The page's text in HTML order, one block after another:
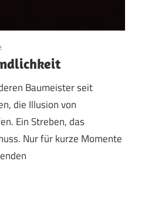
Baumeister seit
die Illusion von
Ein Streben, das
Nur für kurze Momente